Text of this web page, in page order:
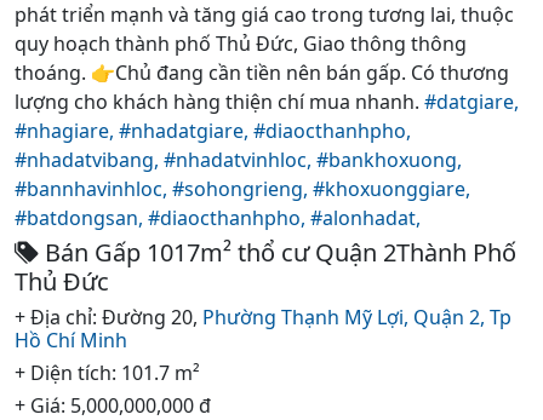
phát triển mạnh và tăng giá cao trong tương lai, thuộc
quy hoạch thành phố Thủ Đức, Giao thông thông
thoáng. 👉Chủ đang cần tiền nên bán gấp. Có thương
lượng cho khách hàng thiện chí mua nhanh. #datgiare,
#nhagiare, #nhadatgiare, #diaocthanhpho,
#nhadatvibang, #nhadatvinhloc, #bankhoxuong,
#bannhavinhloc, #sohongrieng, #khoxuonggiare,
#batdongsan, #diaocthanhpho, #alonhadat,
Bán Gấp 1017m² thổ cư Quận 2Thành Phố
Thủ Đức
+ Địa chỉ: Đường 20, Phường Thạnh Mỹ Lợi, Quận 2, Tp
Hồ Chí Minh
+ Diện tích: 101.7 m²
+ Giá: 5,000,000,000 đ